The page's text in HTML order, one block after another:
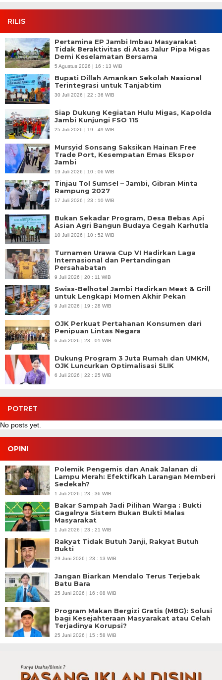
RILIS
Pertamina EP Jambi Imbau Masyarakat
Tidak Beraktivitas di Atas Jalur Pipa Migas
Demi Keselamatan Bersama
5 Agustus 2026 | 16 : 13 WIB
Bupati Dillah Amankan Sekolah Nasional
Terintegrasi untuk Tanjabtim
30 Juli 2026 | 22 : 36 WIB
Siap Dukung Kegiatan Hulu Migas, Kapolda
Jambi Kunjungi FSO 115
25 Juli 2026 | 19 : 49 WIB
Mursyid Sonsang Saksikan Hainan Free
Trade Port, Kesempatan Emas Ekspor
Jambi
19 Juli 2026 | 10 : 06 WIB
Tinjau Tol Sumsel – Jambi, Gibran Minta
Rampung 2027
17 Juli 2026 | 23 : 10 WIB
Bukan Sekadar Program, Desa Bebas Api
Asian Agri Bangun Budaya Cegah Karhutla
10 Juli 2026 | 10 : 52 WIB
Turnamen Urawa Cup VI Hadirkan Laga
Internasional dan Pertandingan
Persahabatan
9 Juli 2026 | 20 : 11 WIB
Swiss-Belhotel Jambi Hadirkan Meat & Grill
untuk Lengkapi Momen Akhir Pekan
9 Juli 2026 | 19 : 28 WIB
OJK Perkuat Pertahanan Konsumen dari
Penipuan Lintas Negara
6 Juli 2026 | 23 : 01 WIB
Dukung Program 3 Juta Rumah dan UMKM,
OJK Luncurkan Optimalisasi SLIK
6 Juli 2026 | 22 : 25 WIB
POTRET
No posts yet.
OPINI
Polemik Pengemis dan Anak Jalanan di
Lampu Merah: Efektifkah Larangan Memberi
Sedekah?
1 Juli 2026 | 23 : 36 WIB
Bakar Sampah Jadi Pilihan Warga : Bukti
Gagalnya Sistem Bukan Bukti Malas
Masyarakat
1 Juli 2026 | 23 : 21 WIB
Rakyat Tidak Butuh Janji, Rakyat Butuh
Bukti
29 Juni 2026 | 23 : 13 WIB
Jangan Biarkan Mendalo Terus Terjebak
Batu Bara
25 Juni 2026 | 16 : 08 WIB
Program Makan Bergizi Gratis (MBG): Solusi
bagi Kesejahteraan Masyarakat atau Celah
Terjadinya Korupsi?
25 Juni 2026 | 15 : 58 WIB